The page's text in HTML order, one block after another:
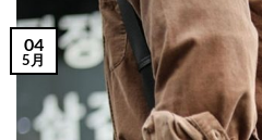
04
5月